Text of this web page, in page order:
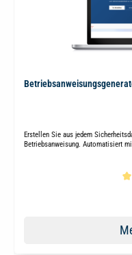
Erstellen Sie aus jedem
Betriebsanweisung. Automatisiert
Durchschnittliche